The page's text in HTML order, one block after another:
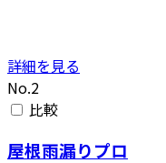
詳細を見る
No.2
比較
屋根雨漏りプロ